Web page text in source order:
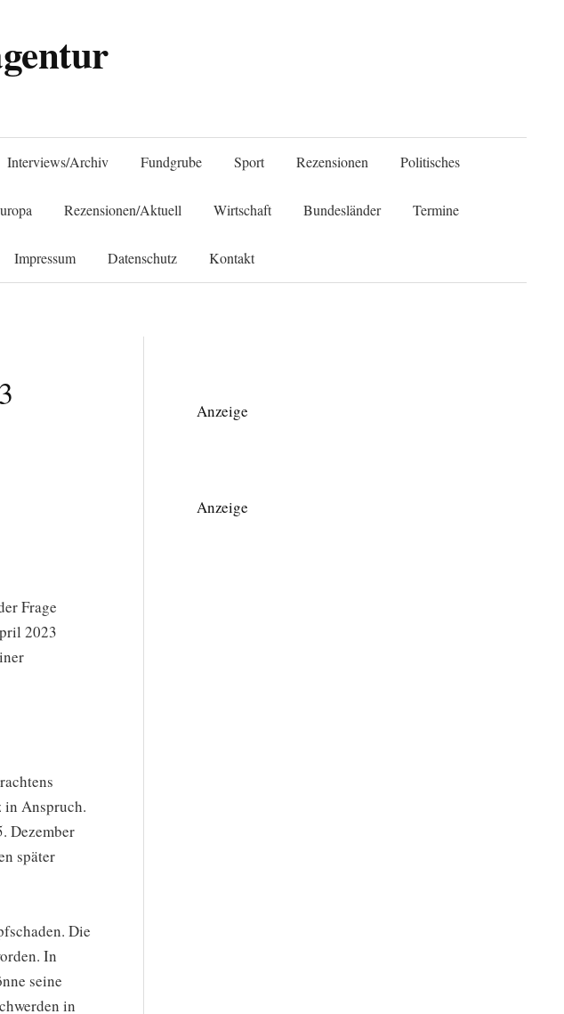
zum Inhalt
Interviews/Archiv Fundgrube Sport Rezensionen Politisches
Rezensionen/Aktuell Wirtschaft Bundesländer Termine
Impressum Datenschutz Kontakt
Frage
2023
in Anspruch.
Dezember
später
Die
In
seine
in
Anzeige
Anzeige